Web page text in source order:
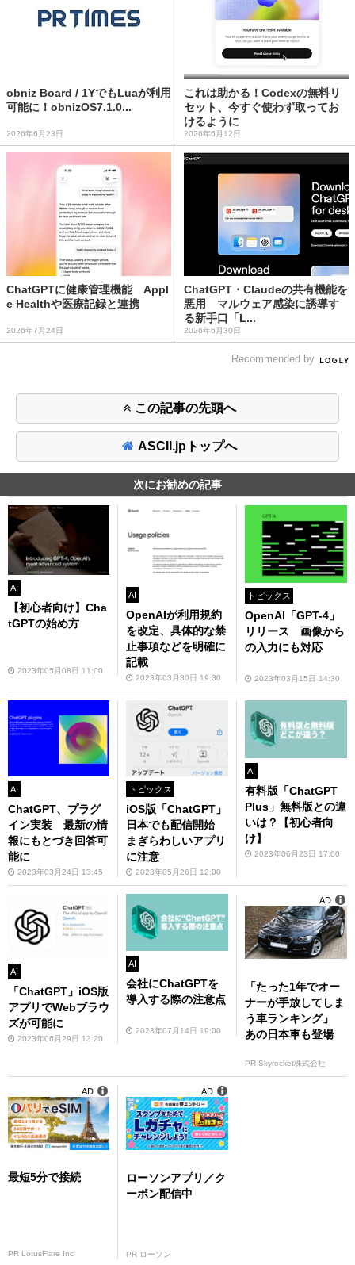
obniz Board / 1YでもLuaが利用
可能に！obnizOS7.1.0...
2026年6月23日
これは助かる！Codexの無料リ
セット、今すぐ使わず取ってお
けるように
2026年6月12日
ChatGPTに健康管理機能 Appl
e Healthや医療記録と連携
2026年7月24日
ChatGPT・Claudeの共有機能を
悪用 マルウェア感染に誘導す
る新手口「L...
2026年6月30日
Recommended by
この記事の先頭へ
ASCII.jpトップへ
次にお勧めの記事
AI
【初心者向け】Cha
tGPTの始め方
2023年05月08日 11:00
AI
OpenAIが利用規約
を改定、具体的な禁
止事項などを明確に
記載
2023年03月30日 19:30
トピックス
OpenAI「GPT-4」
リリース 画像から
の入力にも対応
2023年03月15日 14:30
AI
ChatGPT、プラグ
イン実装 最新の情
報にもとづき回答可
能に
2023年03月24日 13:45
トピックス
iOS版「ChatGPT」
日本でも配信開始
まぎらわしいアプリ
に注意
2023年05月26日 12:00
AI
有料版「ChatGPT
Plus」無料版との違
いは？【初心者向
け】
2023年06月23日 17:00
AI
「ChatGPT」iOS版
アプリでWebブラウ
ズが可能に
2023年06月29日 13:20
AI
会社にChatGPTを
導入する際の注意点
2023年07月14日 19:00
「たった1年でオー
ナーが手放してしま
う車ランキング」
あの日本車も登場
PR Skyrocket株式会社
AD
最短5分で接続
PR LotusFlare Inc
AD
ローソンアプリ／ク
ーポン配信中
PR ローソン
AD